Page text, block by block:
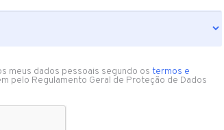
meus dados pessoais segundo os termos e
pelo Regulamento Geral de Proteção de Dados